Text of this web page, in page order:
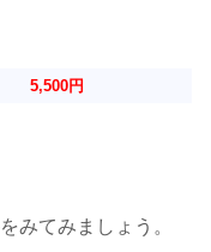
5,500円
みてみましょう。